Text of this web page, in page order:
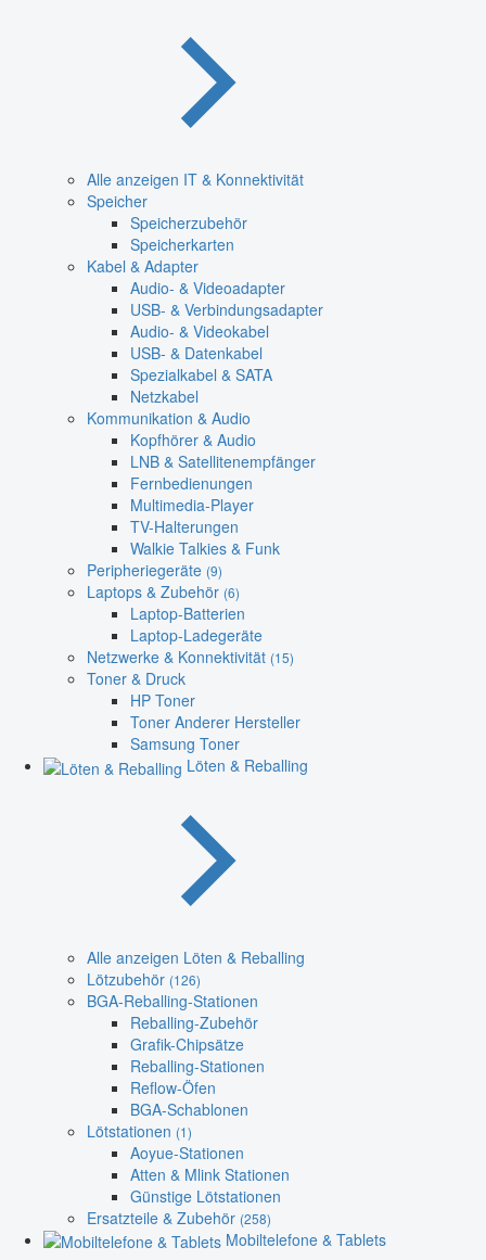
Alle anzeigen IT & Konnektivität
Speicher
Speicherzubehör
Speicherkarten
Kabel & Adapter
Audio- & Videoadapter
USB- & Verbindungsadapter
Audio- & Videokabel
USB- & Datenkabel
Spezialkabel & SATA
Netzkabel
Kommunikation & Audio
Kopfhörer & Audio
LNB & Satellitenempfänger
Fernbedienungen
Multimedia-Player
TV-Halterungen
Walkie Talkies & Funk
Peripheriegeräte (9)
Laptops & Zubehör (6)
Laptop-Batterien
Laptop-Ladegeräte
Netzwerke & Konnektivität (15)
Toner & Druck
HP Toner
Toner Anderer Hersteller
Samsung Toner
Löten & Reballing
Alle anzeigen Löten & Reballing
Lötzubehör (126)
BGA-Reballing-Stationen
Reballing-Zubehör
Grafik-Chipsätze
Reballing-Stationen
Reflow-Öfen
BGA-Schablonen
Lötstationen (1)
Aoyue-Stationen
Atten & Mlink Stationen
Günstige Lötstationen
Ersatzteile & Zubehör (258)
Mobiltelefone & Tablets